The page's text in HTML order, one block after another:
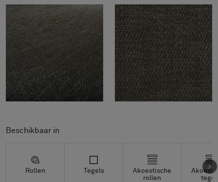
Beschikbaar in
Rollen Tegels
Akoestische
rollen